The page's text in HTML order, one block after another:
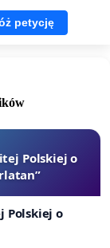
petycję
Polskiej o
Polskiej o